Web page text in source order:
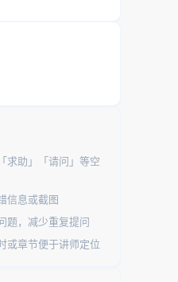
求助」「请问」等空
信息或截图
题，减少重复提问
或章节便于讲师定位